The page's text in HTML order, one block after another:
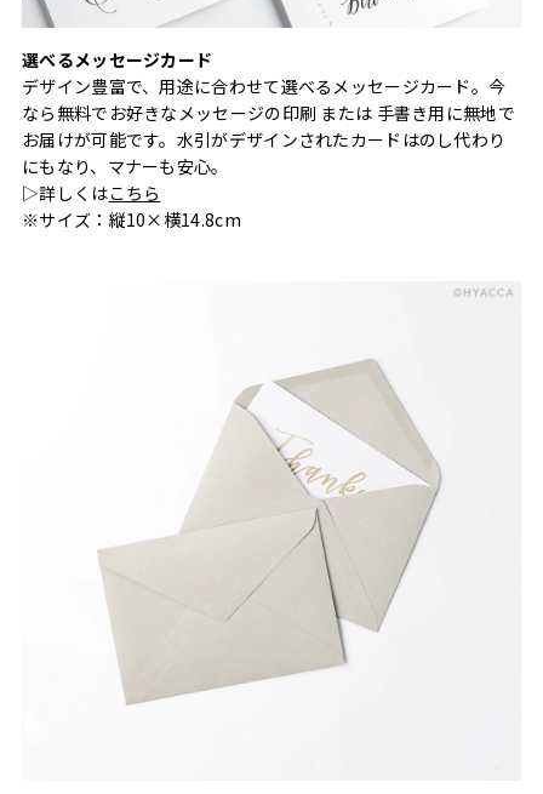
選べるメッセージカード
デザイン豊富で、用途に合わせて選べるメッセージカード。今
なら無料でお好きなメッセージの印刷 または 手書き用に無地で
お届けが可能です。水引がデザインされたカードはのし代わり
にもなり、マナーも安心。
▷詳しくはこちら
※サイズ：縦10×横14.8cm